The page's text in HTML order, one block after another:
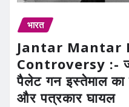
भारत
Jantar Mantar
Controversy :-
पैलेट गन इस्तेमाल का
और पत्रकार घायल